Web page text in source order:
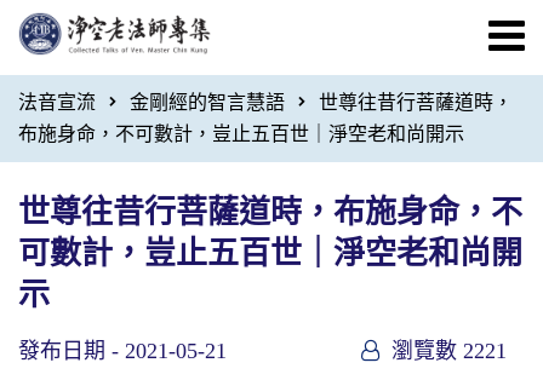
法音宣流 金剛經的智言慧語
世尊往昔行菩薩道時，
布施身命，不可數計，豈止五百世｜淨空老和尚開示
世尊往昔行菩薩道時，布施身命，不
可數計，豈止五百世｜淨空老和尚開
示
發布日期 - 2021-05-21 瀏覽數 2221